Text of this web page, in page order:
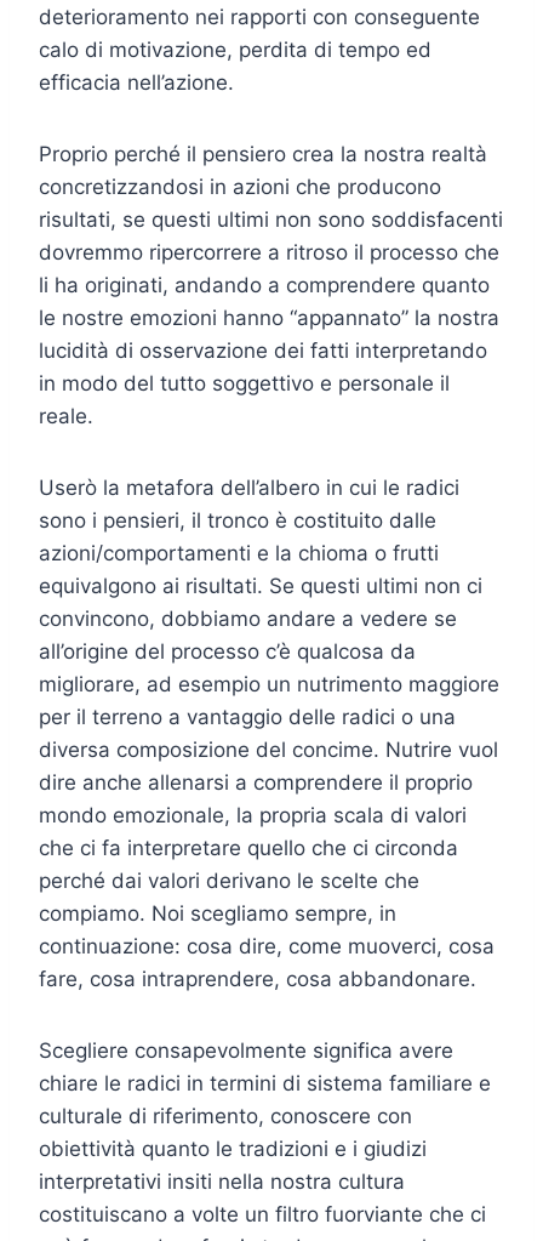
deterioramento nei rapporti con conseguente
calo di motivazione, perdita di tempo ed
efficacia nell’azione.
Proprio perché il pensiero crea la nostra realtà
concretizzandosi in azioni che producono
risultati, se questi ultimi non sono soddisfacenti
dovremmo ripercorrere a ritroso il processo che
li ha originati, andando a comprendere quanto
le nostre emozioni hanno “appannato” la nostra
lucidità di osservazione dei fatti interpretando
in modo del tutto soggettivo e personale il
reale.
Userò la metafora dell’albero in cui le radici
sono i pensieri, il tronco è costituito dalle
azioni/comportamenti e la chioma o frutti
equivalgono ai risultati. Se questi ultimi non ci
convincono, dobbiamo andare a vedere se
all’origine del processo c’è qualcosa da
migliorare, ad esempio un nutrimento maggiore
per il terreno a vantaggio delle radici o una
diversa composizione del concime. Nutrire vuol
dire anche allenarsi a comprendere il proprio
mondo emozionale, la propria scala di valori
che ci fa interpretare quello che ci circonda
perché dai valori derivano le scelte che
compiamo. Noi scegliamo sempre, in
continuazione: cosa dire, come muoverci, cosa
fare, cosa intraprendere, cosa abbandonare.
Scegliere consapevolmente significa avere
chiare le radici in termini di sistema familiare e
culturale di riferimento, conoscere con
obiettività quanto le tradizioni e i giudizi
interpretativi insiti nella nostra cultura
costituiscano a volte un filtro fuorviante che ci